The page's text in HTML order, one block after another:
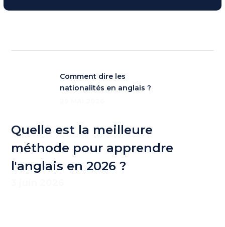
Comment dire les
nationalités en anglais ?
Quelle est la meilleure
méthode pour apprendre
l'anglais en 2026 ?